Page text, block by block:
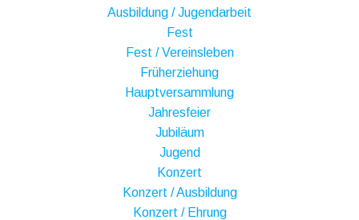
Ausbildung / Jugendarbeit
Fest
Fest / Vereinsleben
Früherziehung
Hauptversammlung
Jahresfeier
Jubiläum
Jugend
Konzert
Konzert / Ausbildung
Konzert / Ehrung